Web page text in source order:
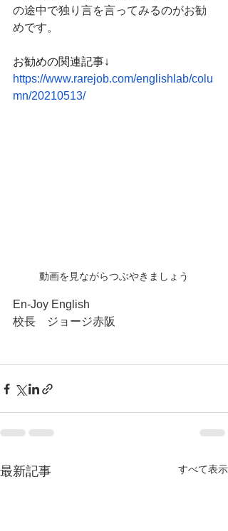
の途中で独り言を言ってみるのがお勧
めです。
お勧めの関連記事↓
https://www.rarejob.com/englishlab/colu
mn/20210513/
動画を見ながらつぶやきましょう
En-Joy English
校長　ジョージ赤阪
最新記事 すべて表示